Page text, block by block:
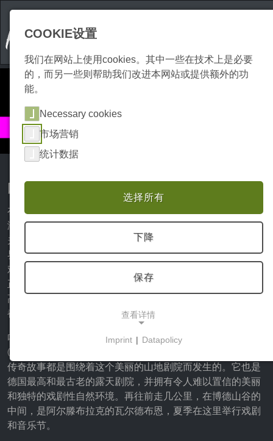
文化
剧院和舞台
哈尔茨山脉的剧院和舞台
在哈尔茨地区众多的舞台和剧院，体验美丽而独特的戏剧表
演。我们为您提供哈茨地区所有舞台和剧院的概况，以及有
关节目、演出和戏剧时间表的进一步信息。哈尔茨地区戏剧
界的特点是具有传奇色彩的演出场所和独特环境下的娱乐性
戏剧。这些都为每个人，不管是年轻人还是老年人，提供了
正确的文化体验。对戏剧感兴趣的人在哈茨有很多选择：从
高级系列音乐会或戏剧和童话剧到音乐剧，几乎所有的东西
都能在哈茨的戏剧界得到体现。
哈尔茨最著名的剧院之一无疑是位于哈森坦茨广场
(Hexentanzplatz)上的哈尔茨山区剧院。无数的童话故事和
传奇故事都是围绕着这个美丽的山地剧院而发生的。它也是
德国最高和最古老的露天剧院，并拥有令人难以置信的美丽
和独特的戏剧性自然环境。再往前走几公里，在博德山谷的
中间，是阿尔滕布拉克的瓦尔德布恩，夏季在这里举行戏剧
和音乐节。
COOKIE设置
我们在网站上使用cookies。其中一些在技术上是必要
的，而另一些则帮助我们改进本网站或提供额外的功
能。
Necessary cookies
市场营销
统计数据
选择所有
下降
保存
查看详情
这些cookies能够实现基本功能，是使用网站所必需
的。
Imprint | Datapolicy